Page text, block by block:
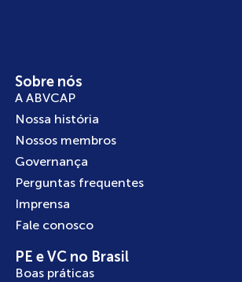
Sobre nós
A ABVCAP
Nossa história
Nossos membros
Governança
Perguntas frequentes
Imprensa
Fale conosco
PE e VC no Brasil
Boas práticas